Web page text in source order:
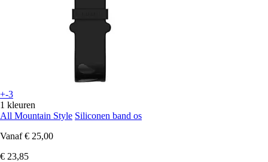
+-3
1 kleuren
All Mountain Style Siliconen band os
Vanaf € 25,00
€ 23,85